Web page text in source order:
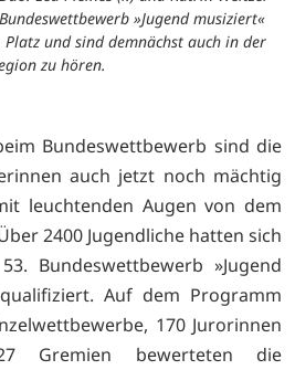
»Jugend musiziert«
und sind demnächst auch in der
zu hören.
Bundeswettbewerb sind die
auch jetzt noch mächtig
leuchtenden Augen von dem
2400 Jugendliche hatten sich
Bundeswettbewerb »Jugend
Auf dem Programm
170 Jurorinnen
Gremien bewerteten die